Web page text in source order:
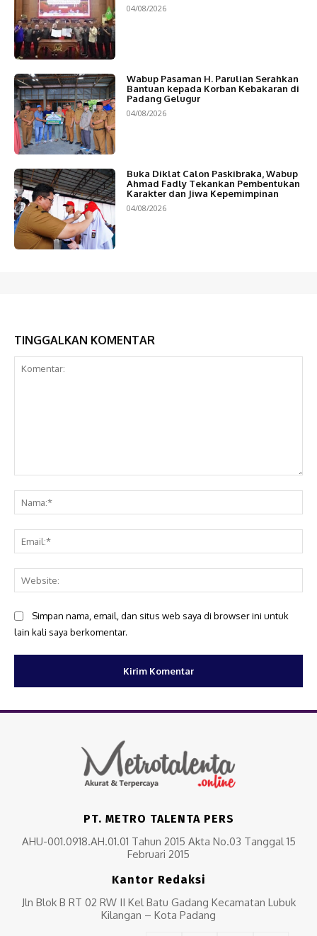
04/08/2026
Wabup Pasaman H. Parulian Serahkan
Bantuan kepada Korban Kebakaran di
Padang Gelugur
04/08/2026
Buka Diklat Calon Paskibraka, Wabup
Ahmad Fadly Tekankan Pembentukan
Karakter dan Jiwa Kepemimpinan
04/08/2026
TINGGALKAN KOMENTAR
Simpan nama, email, dan situs web saya di browser ini untuk
lain kali saya berkomentar.
PT. METRO TALENTA PERS
AHU-001.0918.AH.01.01 Tahun 2015 Akta No.03 Tanggal 15
Februari 2015
Kantor Redaksi
Jln Blok B RT 02 RW II Kel Batu Gadang Kecamatan Lubuk
Kilangan – Kota Padang